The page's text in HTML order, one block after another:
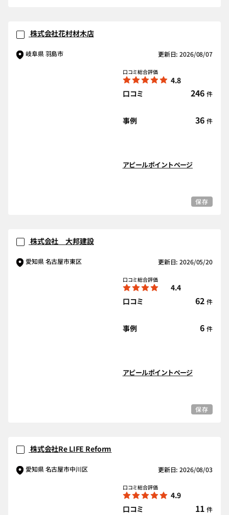
株式会社花村材木店
岐阜県 羽島市 更新日: 2026/08/07
口コミ総合評価
4.8
口コミ
246 件
事例 36 件
アピールポイントページ
保存
株式会社 大邦建設
愛知県 名古屋市東区 更新日: 2026/05/20
口コミ総合評価
4.4
口コミ
62 件
事例 6 件
アピールポイントページ
保存
株式会社Re LIFE Reform
愛知県 名古屋市中川区 更新日: 2026/08/03
口コミ総合評価
4.9
口コミ
11 件